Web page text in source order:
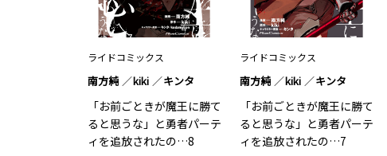
ライドコミックス
南方純 kiki キンタ
「お前ごときが魔王に勝て
ると思うな」と勇者パーテ
ィを追放されたの…8
ライドコミックス
南方純 kiki キンタ
「お前ごときが魔王に勝て
ると思うな」と勇者パーテ
ィを追放されたの…7